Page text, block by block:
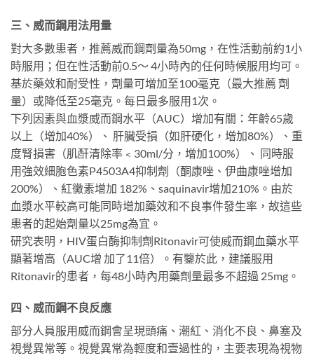
三、威而鋼用法用量
對大多數患者，推薦威而鋼劑量為50mg，在性活動前約1小
時服用；但在性活動前0.5～ 4小時內的任何時候服用均可。
基於藥效和耐受性，劑量可增加至100毫克（最大推薦 劑
量）或降低至25毫克。每日最多服用1次。
下列因素與血漿威而鋼水平（AUC）增加有關：年齡65歲
以上（增加40%）、 肝臟受損（如肝硬化，增加80%）、重
度腎損害（肌酐清除率﹤30ml/分，增加100%）、 同時服
用強效細胞色素P4503A4抑制劑（酮康唑、伊曲康唑增加
200%）、紅黴素增加 182%、saquinavir增加210%。由於
血漿水平較高可能同時增加藥效和不良事件發生率，故這些
患者的起始劑量以25mg為宜。
研究表明，HIV蛋白酶抑制劑Ritonavir可使威而鋼血藥水平
顯著增高（AUC增 加了11倍）。有鑒於此，建議服用
Ritonavir的患者，每48小時內用藥劑量最多不超過 25mg。
四、威而鋼不良反應
部分人員服用威而鋼會呈現頭痛、潮紅、消化不良、鼻塞及
視覺異常等。視覺異常為輕度和壹過性的，主要表現為視物